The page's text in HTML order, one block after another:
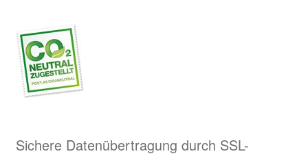
Sichere Datenübertragung durch SSL-